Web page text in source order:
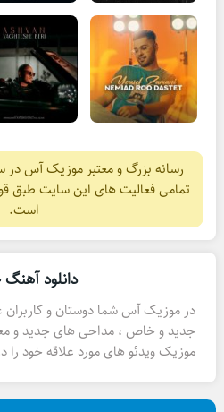
رسانه بزرگ و معتبر موزیک آس
تمامی فعالیت های این سایت طبق
است.
دانلود
در موزیک آس شما دوستان و کاربران
جدید و خاص ، مداحی های جدید و
موزیک ویدئو های مورد علاقه خود را